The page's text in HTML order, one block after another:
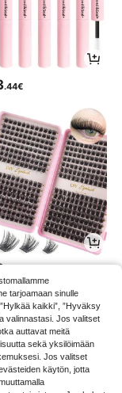
.44€
tarjoamaan sinulle
kaikki”, ”Hyväksy
valinnastasi. Jos valitset
auttavat meitä
sekä yksilöimään
Jos valitset
käytön, jotta